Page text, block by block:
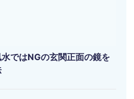
水ではNGの玄関正面の鏡を